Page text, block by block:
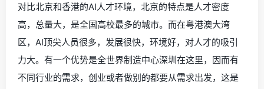
对比北京和香港的AI人才环境，北京的特点是人才密度
高，总量大，是全国高校最多的城市。而在粤港澳大湾
区，AI顶尖人员很多，发展很快，环境好，对人才的吸引
力大。有一个优势是全世界制造中心深圳在这里，因而有
不同行业的需求，创业或者做别的都要从需求出发，这是